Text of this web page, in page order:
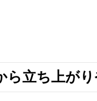
ら立ち上が